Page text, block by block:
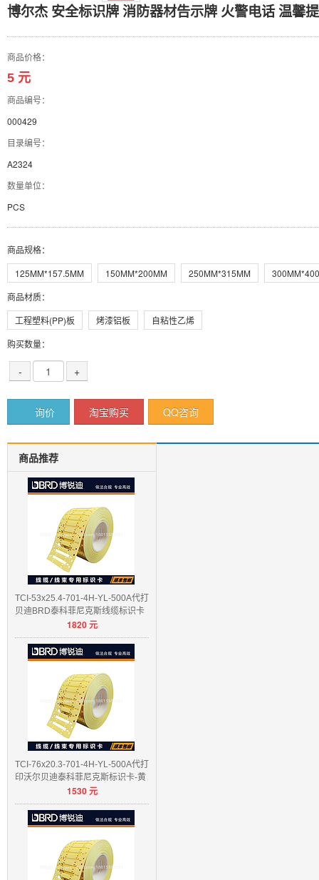
博尔杰 安全标识牌 消防器材告示牌 火警电话 温馨
商品价格：
5 元
商品编号：
000429
目录编号：
A2324
数量单位：
PCS
商品规格：
125MM*157.5MM
150MM*200MM 250MM*315MM
商品材质：
工程塑料(PP)板
烤漆铝板
自粘性乙烯
购买数量：
- +
询价 淘宝购买 QQ咨询
商品推荐
TCI-53x25.4-701-4H-YL-500A代打
贝迪BRD泰科菲尼克斯线缆标识卡
1820元
TCI-76x20.3-701-4H-YL-500A代打
印沃尔贝迪泰科菲尼克斯标识卡-黄
1530元